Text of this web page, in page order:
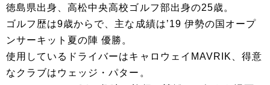
徳島県出身、高松中央高校ゴルフ部出身の25歳。
ゴルフ歴は9歳からで、主な成績は’19 伊勢の国オープ
ンサーキット夏の陣 優勝。
使用しているドライバーはキャロウェイMAVRIK、得意
なクラブはウェッジ・パター。